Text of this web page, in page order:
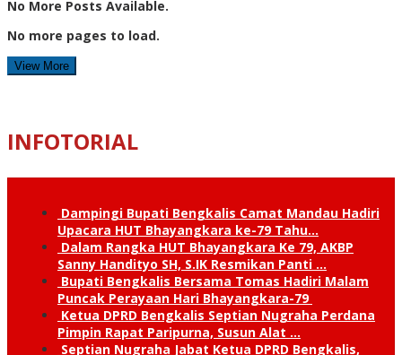
No More Posts Available.
No more pages to load.
View More
INFOTORIAL
Dampingi Bupati Bengkalis Camat Mandau Hadiri
Upacara HUT Bhayangkara ke-79 Tahu…
Dalam Rangka HUT Bhayangkara Ke 79, AKBP
Sanny Handityo SH, S.IK Resmikan Panti …
Bupati Bengkalis Bersama Tomas Hadiri Malam
Puncak Perayaan Hari Bhayangkara-79
Ketua DPRD Bengkalis Septian Nugraha Perdana
Pimpin Rapat Paripurna, Susun Alat …
Septian Nugraha Jabat Ketua DPRD Bengkalis,